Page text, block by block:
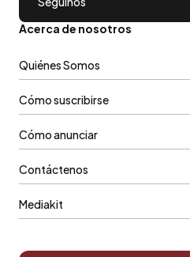
Acerca de nosotros
Quiénes Somos
Cómo suscribirse
Cómo anunciar
Contáctenos
Mediakit